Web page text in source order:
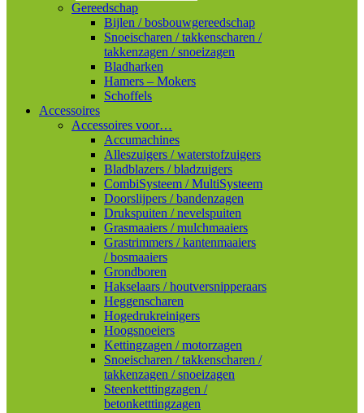
Gereedschap
Bijlen / bosbouwgereedschap
Snoeischaren / takkenscharen /
takkenzagen / snoeizagen
Bladharken
Hamers – Mokers
Schoffels
Accessoires
Accessoires voor…
Accumachines
Alleszuigers / waterstofzuigers
Bladblazers / bladzuigers
CombiSysteem / MultiSysteem
Doorslijpers / bandenzagen
Drukspuiten / nevelspuiten
Grasmaaiers / mulchmaaiers
Grastrimmers / kantenmaaiers
/ bosmaaiers
Grondboren
Hakselaars / houtversnipperaars
Heggenscharen
Hogedrukreinigers
Hoogsnoeiers
Kettingzagen / motorzagen
Snoeischaren / takkenscharen /
takkenzagen / snoeizagen
Steenketttingzagen /
betonketttingzagen